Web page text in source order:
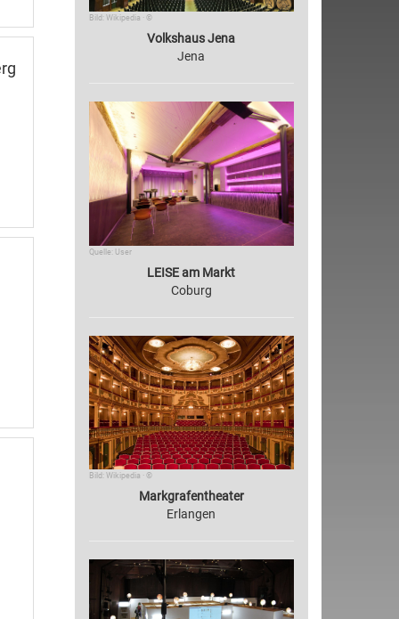
Bild: Wikipedia · ©
Volkshaus Jena
Jena
Quelle: User
LEISE am Markt
Coburg
Bild: Wikipedia · ©
Markgrafentheater
Erlangen